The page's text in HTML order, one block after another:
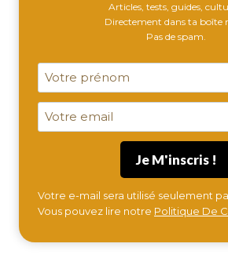
Articles, tests, guides,
Directement dans ta boîte
Pas de spam.
Votre e-mail sera utilisé seulement
Vous pouvez lire notre Politique De